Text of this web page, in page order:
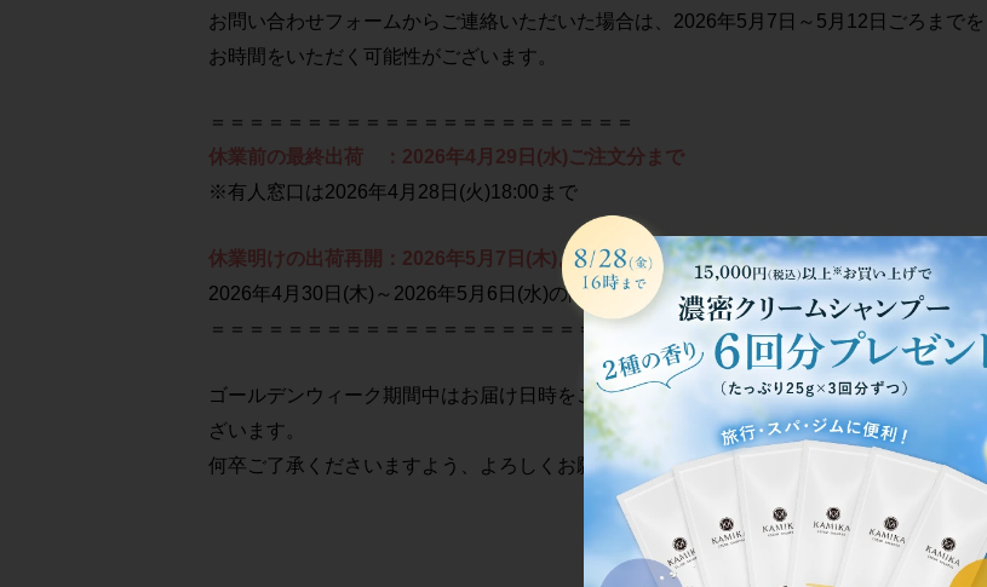
お問い合わせフォームからご連絡いただいた場合は、2026年5月7日～5月12日ごろまで
お時間をいただく可能性がございます。
＝＝＝＝＝＝＝＝＝＝＝＝＝＝＝＝＝＝＝＝＝＝
休業前の最終出荷 ：2026年4月29日(水)ご注文分まで
※有人窓口は2026年4月28日(火)18:00まで
休業明けの出荷再開：2026年5月7日(木)より順次
2026年4月30日(木)～2026年5月6日(水)の間にいただいた新規のご注文は、2026年5月7日
＝＝＝＝＝＝＝＝＝＝＝＝＝＝＝＝＝＝＝＝＝＝
ゴールデンウィーク期間中はお届け日時をご指定された場合でも、配送会社の配達状況
ざいます。
何卒ご了承くださいますよう、よろしくお願い申し上げます。